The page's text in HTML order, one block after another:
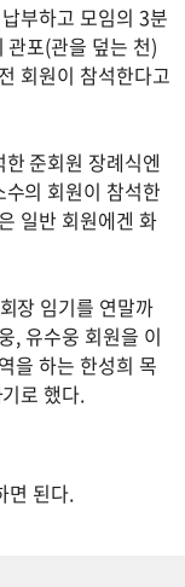
부하고 모임의 3분
관포(관을 덮는 천)
회원이 참석한다고
준회원 장례식엔
의 회원이 참석한
일반 회원에겐 화
장 임기를 연말까
, 유수웅 회원을 이
을 하는 한성희 목
로 했다.
면 된다.